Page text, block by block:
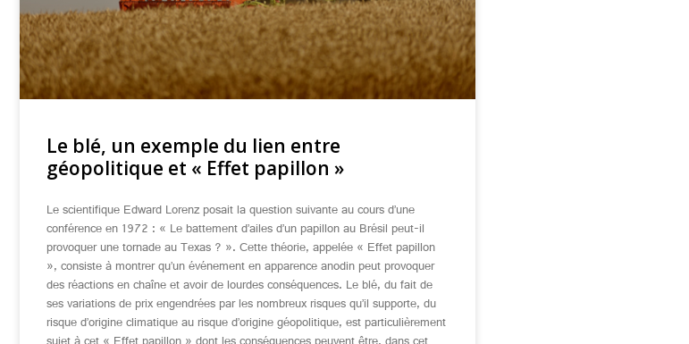
Le blé, un exemple du lien entre
géopolitique et « Effet papillon »
Le scientifique Edward Lorenz posait la question suivante au cours d’une
conférence en 1972 : « Le battement d’ailes d’un papillon au Brésil peut-il
provoquer une tornade au Texas ? ». Cette théorie, appelée « Effet papillon
», consiste à montrer qu’un événement en apparence anodin peut provoquer
des réactions en chaîne et avoir de lourdes conséquences. Le blé, du fait de
ses variations de prix engendrées par les nombreux risques qu’il supporte, du
risque d’origine climatique au risque d’origine géopolitique, est particulièrement